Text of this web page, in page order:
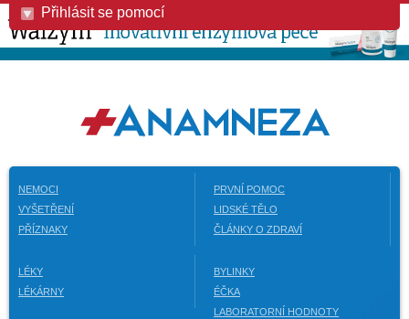
Přihlásit se pomocí
NEMOCI
VYŠETŘENÍ
PŘÍZNAKY
PRVNÍ POMOC
LIDSKÉ TĚLO
ČLÁNKY O ZDRAVÍ
LÉKY
LÉKÁRNY
BYLINKY
ÉČKA
LABORATORNÍ HODNOTY